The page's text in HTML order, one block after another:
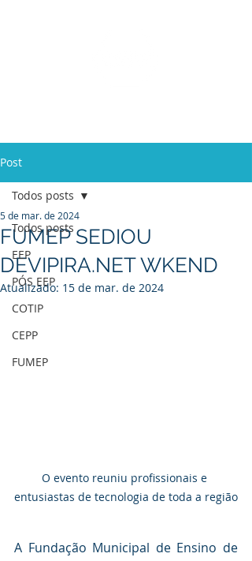
Post
Todos posts
EEP
PÓS EEP
COTIP
CEPP
FUMEP
Todos posts
FUMEP SEDIOU
DEVIPIRA.NET WKEND
5 de mar. de 2024
Atualizado: 15 de mar. de 2024
O evento reuniu profissionais e
entusiastas de tecnologia de toda a região
A Fundação Municipal de Ensino de